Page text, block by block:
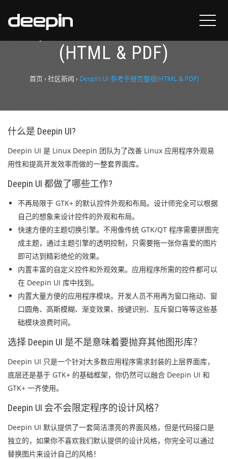
Deepin UI 参考手册完整版
(HTML & PDF)
首页›社区新闻›Deepin UI 参考手册完整版(HTML & PDF)
什么是 Deepin UI?
Deepin UI 是 Linux Deepin 团队为了改善 Linux 应用程序外观易
用性和提高开发效率而做的一整套界面库。
Deepin UI 都做了哪些工作?
不再局限于 GTK+ 的默认控件外观和布局。设计师完全可以根据
自己的想象来设计控件的外观和布局。
快速方便的主题切换引擎。不用像传统 GTK/QT 程序需要拼图完
成主题，通过主题引擎的透明控制，只需要拖一张你喜爱的图片
即可达到精彩绝伦的效果。
内置丰富的自定义控件和外观效果。应用程序所需的控件都可以
在 Deepin UI 库中找到。
内置大量方便的应用程序模块。开发人员不用再为窗口拖动、窗
口圆角、高斯模糊、渐变效果、按键识别、互斥窗口等等这些基
础模块浪费时间。
选择 Deepin UI 是不是意味着要抛弃其他图形库？
Deepin UI 只是一个针对大多数应用程序需求封装的上层界面库，
底层还是基于 GTK+ 的基础框架，你仍然可以融合 Deepin UI 和
GTK+ 一齐使用。
Deepin UI 会不会限定程序的设计风格？
Deepin UI 默认提供了一套简洁漂亮的界面风格，但是代码接口是
独立的，如果你不喜欢我们默认提供的设计风格，你完全可以通过
替换图片来设计自己的风格！